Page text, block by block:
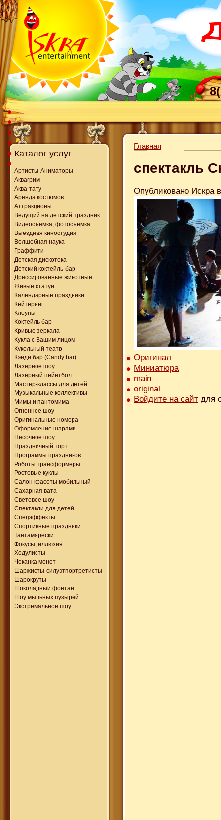
Каталог услуг
Артисты-Аниматоры
Аквагрим
Аква-тату
Аренда костюмов
Аттракционы
Ведущий на детский праздник
Видеосъёмка, фотосъемка
Выездная киностудия
Волшебная наука
Граффити
Детская дискотека
Детский коктейль-бар
Дрессированные животные
Живые статуи
Календарные праздники
Кейтеринг
Клоуны
Коктейль бар
Кривые зеркала
Кукла с Вашим лицом
Кукольный театр
Кэнди бар (Candy bar)
Лазерное шоу
Лазерный пейнтбол
Мастер-классы для детей
Музыкальные коллективы
Мимы и пантомима
Огненное шоу
Оригинальные номера
Оформление шарами
Песочное шоу
Праздничный торт
Программы праздников
Роботы трансформеры
Ростовые куклы
Салон красоты мобильный
Сахарная вата
Световое шоу
Спектакли для детей
Спецэффекты
Спортивные праздники
Тантамарески
Фокусы, иллюзия
Ходулисты
Чеканка монет
Шаржисты-силуэтпортретисты
Шарокруты
Шоколадный фонтан
Шоу мыльных пузырей
Экстремальное шоу
Главная
спектакль
Опубликовано Искра
Оригинал
Миниатюра
main
original
Войдите на сайт для